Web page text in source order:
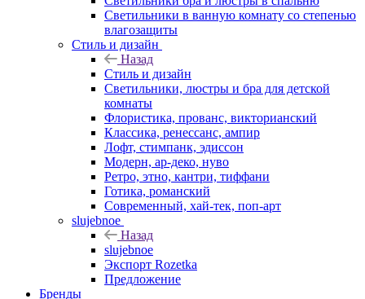
Светильники в ванную комнату со степенью
влагозащиты
Стиль и дизайн
Назад
Стиль и дизайн
Светильники, люстры и бра для детской
комнаты
Флористика, прованс, викторианский
Классика, ренессанс, ампир
Лофт, стимпанк, эдиссон
Модерн, ар-деко, нуво
Ретро, этно, кантри, тиффани
Готика, романский
Современный, хай-тек, поп-арт
slujebnoe
Назад
slujebnoe
Экспорт Rozetka
Предложение
Бренды